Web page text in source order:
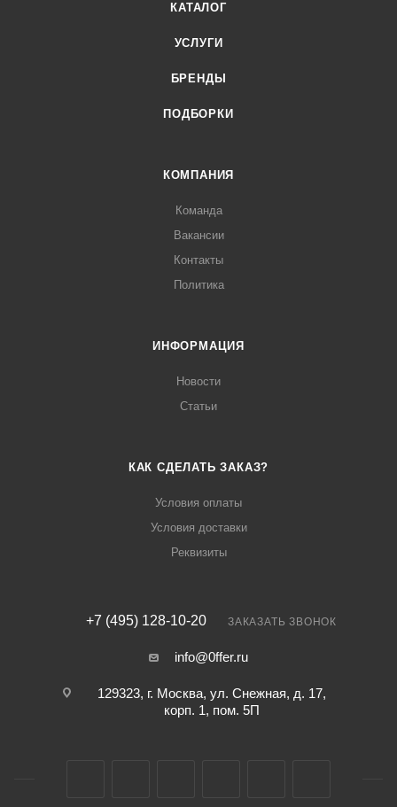
КАТАЛОГ
УСЛУГИ
БРЕНДЫ
ПОДБОРКИ
КОМПАНИЯ
Команда
Вакансии
Контакты
Политика
ИНФОРМАЦИЯ
Новости
Статьи
КАК СДЕЛАТЬ ЗАКАЗ?
Условия оплаты
Условия доставки
Реквизиты
+7 (495) 128-10-20 ЗАКАЗАТЬ ЗВОНОК
info@0ffer.ru
129323, г. Москва, ул. Снежная, д. 17,
корп. 1, пом. 5П